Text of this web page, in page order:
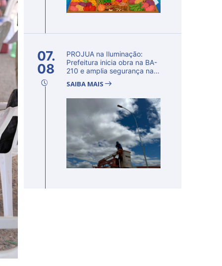
07.
08
PROJUA na Iluminação:
Prefeitura inicia obra na BA-
210 e amplia segurança na
SAIBA MAIS